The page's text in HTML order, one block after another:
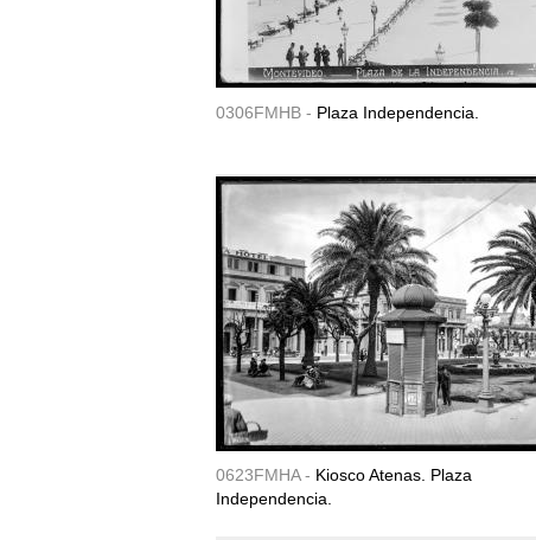
0306FMHB - Plaza Independencia.
0623FMHA - Kiosco Atenas. Plaza
Independencia.